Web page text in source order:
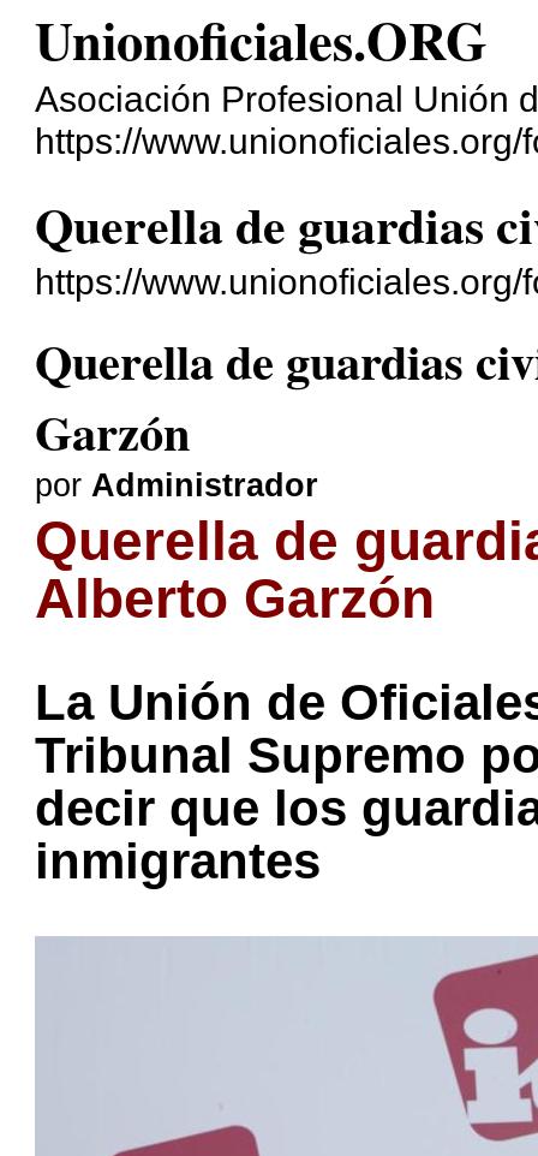
Unionoficiales.ORG
Asociación Profesional Unión
https://www.unionoficiales.org/
Querella de guardias
https://
Querella de guardias
Garzón
por Administrador
Querella de
Alberto Garzón
La Unión de
Tribunal Supremo
decir que los
inmigrantes